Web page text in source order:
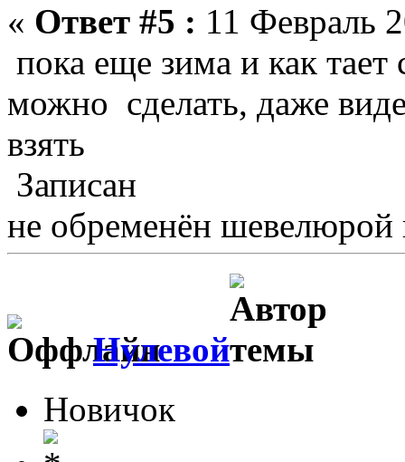
« Ответ #5 : 11 Февраль
пока еще зима и как тает
можно сделать, даже
взять
Записан
не обременён
Нулевой
Новичок